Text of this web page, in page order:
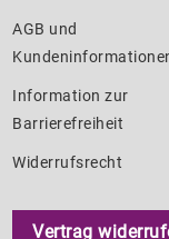
AGB und
Information zur
Barrierefreiheit
Widerrufsrecht
Vertrag